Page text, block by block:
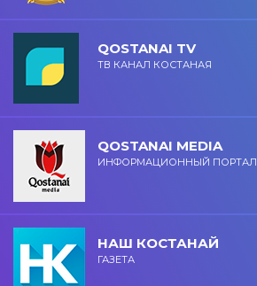
QOSTANAI TV
ТВ КАНАЛ КОСТАНАЯ
QOSTANAI MEDIA
ИНФОРМАЦИОННЫЙ ПОРТАЛ
НАШ КОСТАНАЙ
ГАЗЕТА